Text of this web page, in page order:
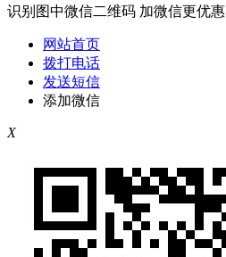
识别图中微信二维码 加微信更优惠
网站首页
拨打电话
发送短信
添加微信
X